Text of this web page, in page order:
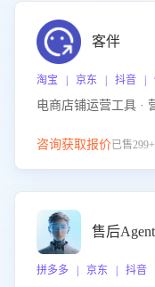
客伴
淘宝 | 京东 | 抖音 |
电商店铺运营工具 ·
咨询获取报价已售299+
售后
拼多多 | 京东 | 抖音